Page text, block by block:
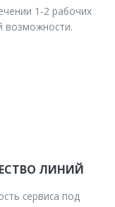
1-2 рабочих
возможности.
ЛИНИЙ
сервиса под